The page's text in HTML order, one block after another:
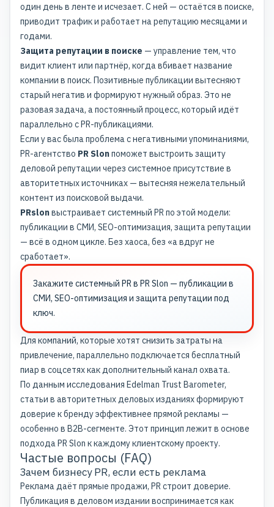
один день в ленте и исчезает. С ней — остаётся в поиске,
приводит трафик и работает на репутацию месяцами и
годами.
Защита репутации в поиске — управление тем, что
видит клиент или партнёр, когда вбивает название
компании в поиск. Позитивные публикации вытесняют
старый негатив и формируют нужный образ. Это не
разовая задача, а постоянный процесс, который идёт
параллельно с PR-публикациями.
Если у вас была проблема с негативными упоминаниями,
PR-агентство PR Slonпоможет выстроить защиту
деловой репутации через системное присутствие в
авторитетных источниках — вытесняя нежелательный
контент из поисковой выдачи.
PRslonвыстраивает системный PR по этой модели:
публикации в СМИ, SEO-оптимизация, защита репутации
— всё в одном цикле. Без хаоса, без «а вдруг не
сработает».
Закажите системный PR в PR Slon — публикации в
СМИ, SEO-оптимизация и защита репутации под
ключ.
Для компаний, которые хотят снизить затраты на
привлечение, параллельно подключается бесплатный
пиар в соцсетяхкак дополнительный канал охвата.
По данным исследования Edelman Trust Barometer,
статьи в авторитетных деловых изданиях формируют
доверие к бренду эффективнее прямой рекламы —
особенно в B2B-сегменте. Этот принцип лежит в основе
подхода PR Slon к каждому клиентскому проекту.
Частые вопросы (FAQ)
Зачем бизнесу PR, если есть реклама
Реклама даёт прямые продажи, PR строит доверие.
Публикация в деловом издании воспринимается как